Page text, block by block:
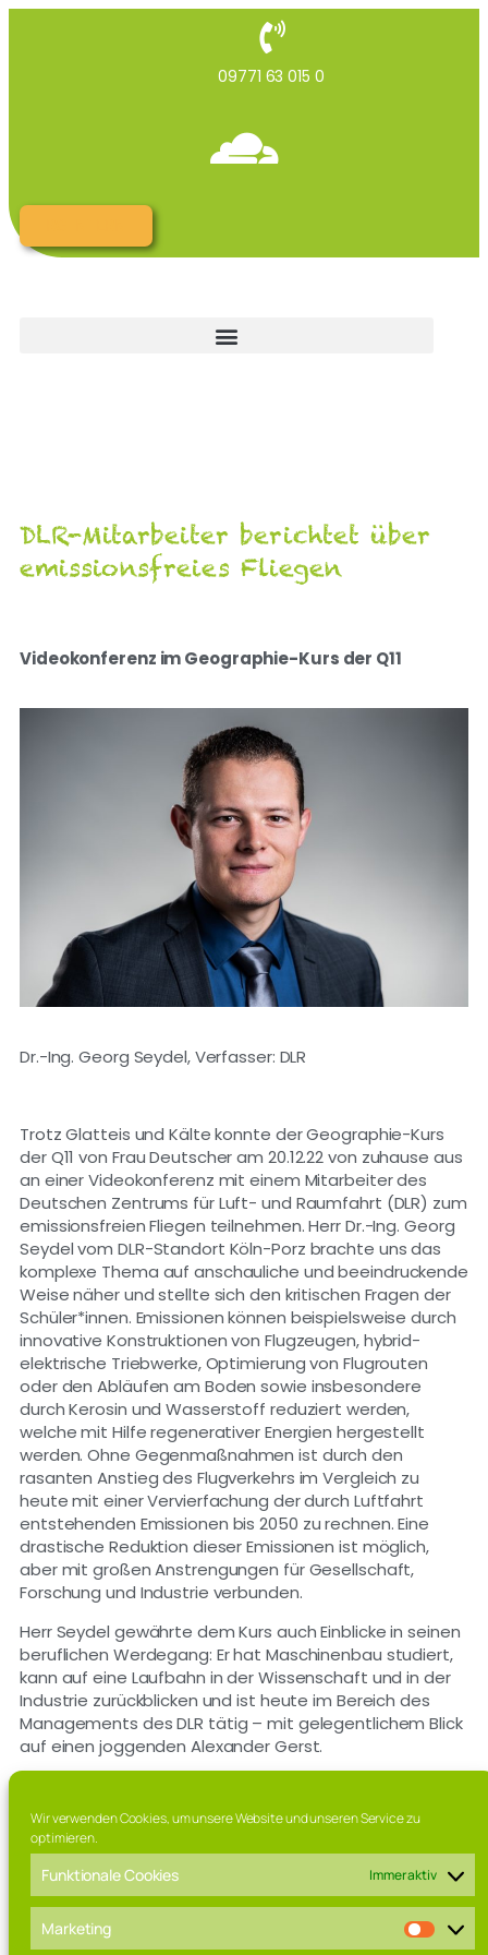
Wir verwenden Cookies, um unsere Website und unseren Service zu
optimieren.
Funktionale Cookies Immer aktiv
Marketing
09771 63 015 0
DLR-Mitarbeiter berichtet über
emissionsfreies Fliegen
Videokonferenz im Geographie-Kurs der Q11
Dr.-Ing. Georg Seydel, Verfasser: DLR
Trotz Glatteis und Kälte konnte der Geographie-Kurs
der Q11 von Frau Deutscher am 20.12.22 von zuhause aus
an einer Videokonferenz mit einem Mitarbeiter des
Deutschen Zentrums für Luft- und Raumfahrt (DLR) zum
emissionsfreien Fliegen teilnehmen. Herr Dr.-Ing. Georg
Seydel vom DLR-Standort Köln-Porz brachte uns das
komplexe Thema auf anschauliche und beeindruckende
Weise näher und stellte sich den kritischen Fragen der
Schüler*innen. Emissionen können beispielsweise durch
innovative Konstruktionen von Flugzeugen, hybrid-
elektrische Triebwerke, Optimierung von Flugrouten
oder den Abläufen am Boden sowie insbesondere
durch Kerosin und Wasserstoff reduziert werden,
welche mit Hilfe regenerativer Energien hergestellt
werden. Ohne Gegenmaßnahmen ist durch den
rasanten Anstieg des Flugverkehrs im Vergleich zu
heute mit einer Vervierfachung der durch Luftfahrt
entstehenden Emissionen bis 2050 zu rechnen. Eine
drastische Reduktion dieser Emissionen ist möglich,
aber mit großen Anstrengungen für Gesellschaft,
Forschung und Industrie verbunden.
Herr Seydel gewährte dem Kurs auch Einblicke in seinen
beruflichen Werdegang: Er hat Maschinenbau studiert,
kann auf eine Laufbahn in der Wissenschaft und in der
Industrie zurückblicken und ist heute im Bereich des
Managements des DLR tätig – mit gelegentlichem Blick
auf einen joggenden Alexander Gerst.
Franz-Marschall Straße 7, 97616 Bad Neustadt a.d. Saale